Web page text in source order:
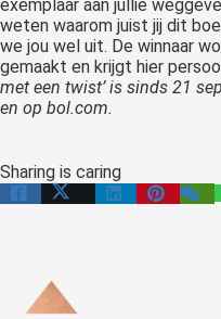
exemplaar aan jullie
weten waarom juist jij dit
we jou wel uit. De winnaar
gemaakt en krijgt hier
met een twist’ is sinds 21
en op bol.com.
Sharing is caring